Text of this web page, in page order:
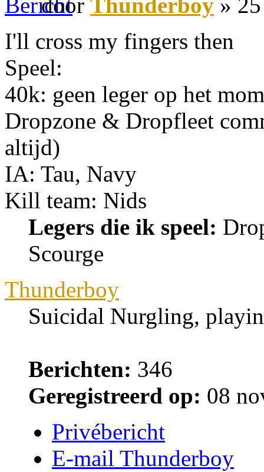
door Thunderboy »
I'll cross my fingers then
Speel:
40k: geen leger op het
Dropzone & Dropfleet
altijd)
IA: Tau, Navy
Kill team: Nids
Legers die ik speel:
Scourge
Thunderboy
Suicidal Nurgling,
Berichten: 346
Geregistreerd op: 08
Privébericht
E-mail Thunderboy